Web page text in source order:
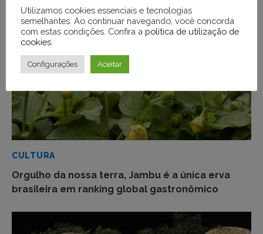
CULTURA
Orgulho da nossa terra, Jambu é a única erva
brasileira em ranking global gastronômico
Utilizamos cookies essenciais e tecnologias
semelhantes. Ao continuar navegando, você concorda
com estas condições. Confira a política de utilização de
cookies
Configurações Aceitar